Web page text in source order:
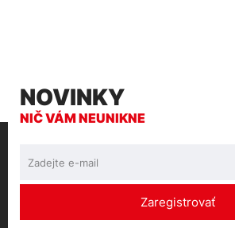
NOVINKY
NIČ VÁM NEUNIKNE
Zaregistrovať